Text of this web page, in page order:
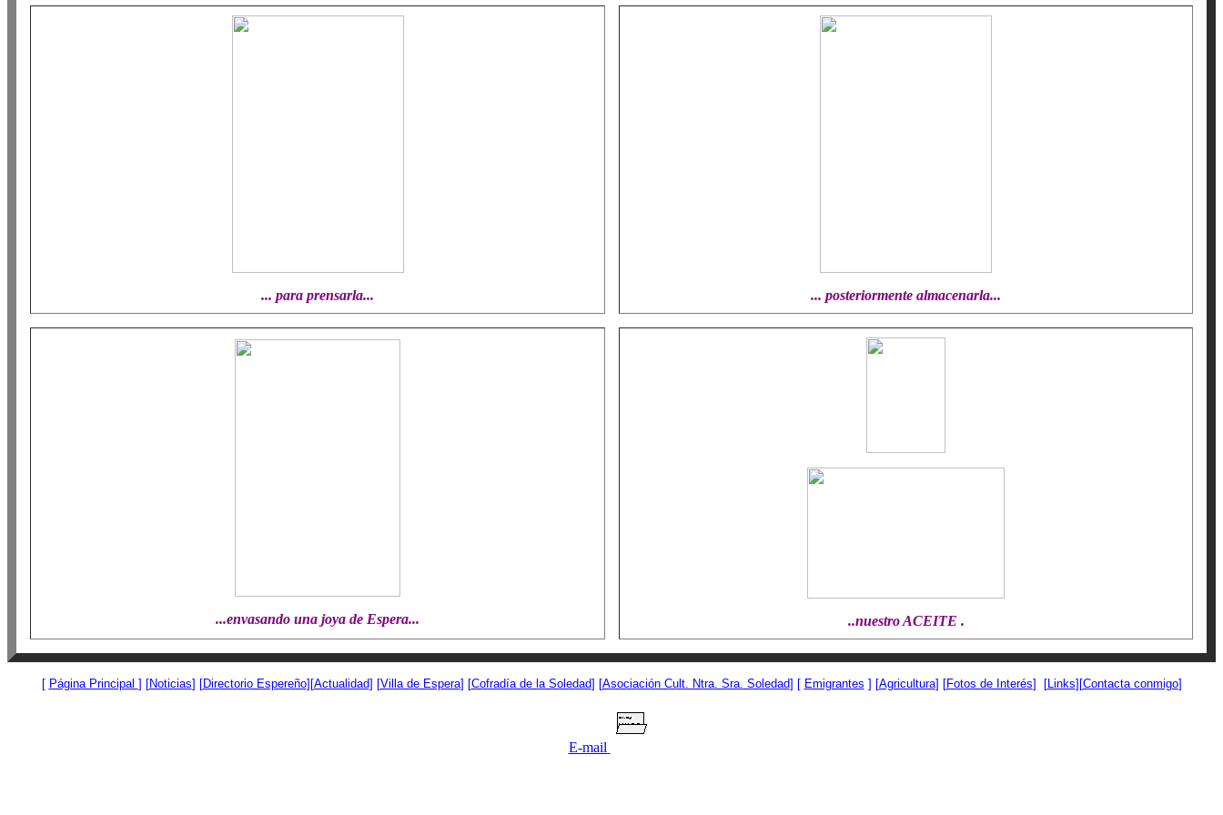
... para prensarla... ... posteriormente almacenarla...
...envasando una joya de Espera... ..nuestro ACEITE .
[ Página Principal ] [Noticias] [Directorio Espereño][Actualidad] [Villa de Espera] [Cofradía de la Soledad] [Asociación Cult. Ntra. Sra. Soledad] [ Emigrantes ] [Agricultura] [Fotos de Interés] [Links][Contacta conmigo]
E-mail